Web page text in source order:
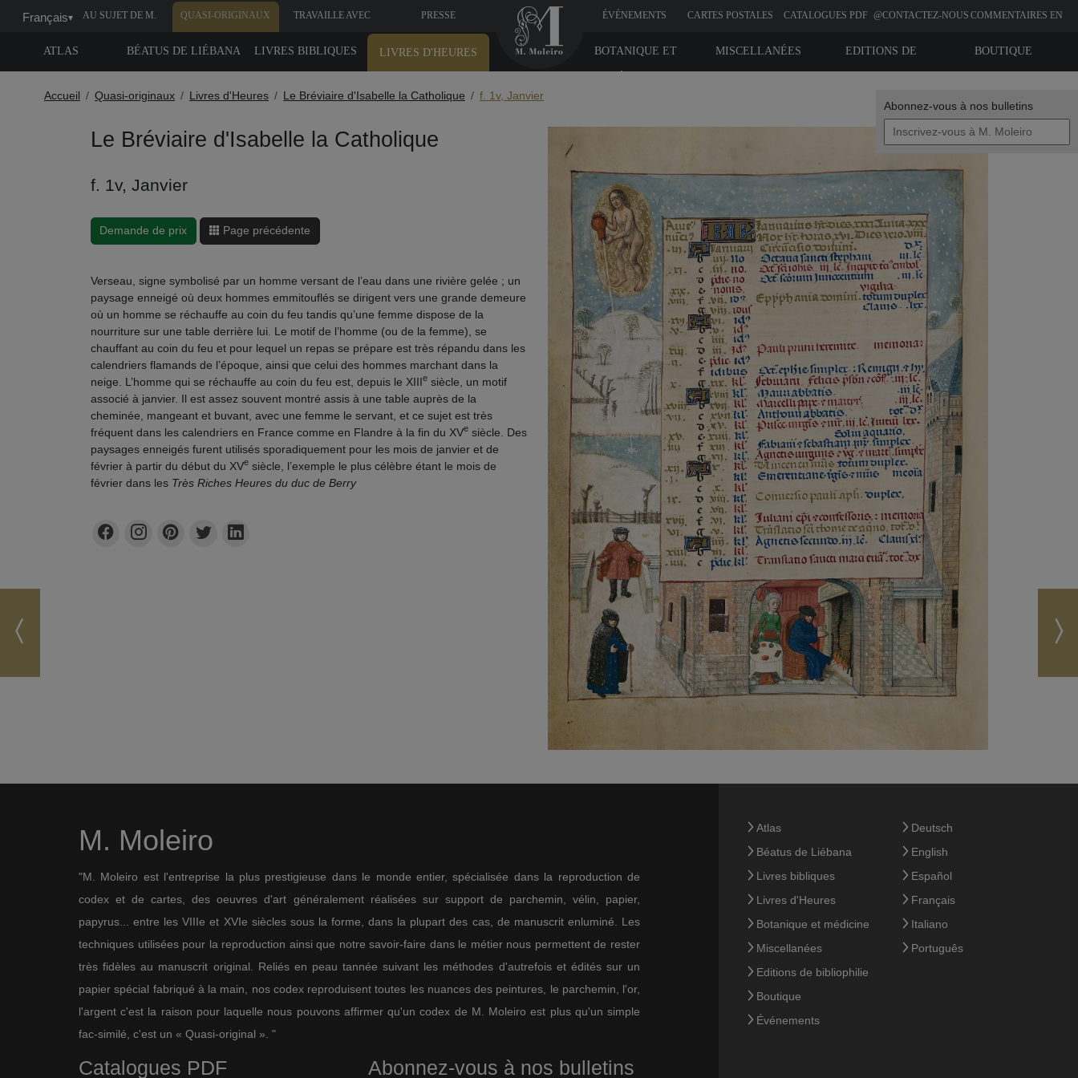
Abonnez-vous à nos bulletins
Français▾ AU SUJET DE M. QUASI-ORIGINAUX TRAVAILLE AVEC PRESSE ÉVÉNEMENTS CARTES POSTALES CATALOGUES PDF @CONTACTEZ-NOUS COMMENTAIRES EN
ATLAS BÉATUS DE LIÉBANA LIVRES BIBLIQUES LIVRES D'HEURES BOUTIQUE
EDITIONS DE
MISCELLANÉES
BOTANIQUE ET
Accueil Quasi-originaux Livres d'Heures Le Bréviaire d'Isabelle la Catholique f. 1v, Janvier
Le Bréviaire d'Isabelle la Catholique
f. 1v, Janvier
Demande de prix Page précédente
Verseau, signe symbolisé par un homme versant de l’eau dans une rivière gelée ; un
paysage enneigé où deux hommes emmitouflés se dirigent vers une grande demeure
où un homme se réchauffe au coin du feu tandis qu’une femme dispose de la
nourriture sur une table derrière lui. Le motif de l’homme (ou de la femme), se
chauffant au coin du feu et pour lequel un repas se prépare est très répandu dans les
calendriers flamands de l’époque, ainsi que celui des hommes marchant dans la
neige. L’homme qui se réchauffe au coin du feu est, depuis le XIIIesiècle, un motif
associé à janvier. Il est assez souvent montré assis à une table auprès de la
cheminée, mangeant et buvant, avec une femme le servant, et ce sujet est très
fréquent dans les calendriers en France comme en Flandre à la fin du XVesiècle. Des
paysages enneigés furent utilisés sporadiquement pour les mois de janvier et de
février à partir du début du XVesiècle, l’exemple le plus célèbre étant le mois de
février dans les Très Riches Heures du duc de Berry
M. Moleiro
"M. Moleiro est l'entreprise la plus prestigieuse dans le monde entier, spécialisée dans la reproduction de
codex et de cartes, des oeuvres d'art généralement réalisées sur support de parchemin, vélin, papier,
papyrus... entre les VIIIe et XVIe siècles sous la forme, dans la plupart des cas, de manuscrit enluminé. Les
techniques utilisées pour la reproduction ainsi que notre savoir-faire dans le métier nous permettent de rester
très fidèles au manuscrit original. Reliés en peau tannée suivant les méthodes d'autrefois et édités sur un
papier spécial fabriqué à la main, nos codex reproduisent toutes les nuances des peintures, le parchemin, l'or,
l'argent c'est la raison pour laquelle nous pouvons affirmer qu'un codex de M. Moleiro est plus qu'un simple
fac-similé, c'est un « Quasi-original ». "
Catalogues PDF Abonnez-vous à nos bulletins
Atlas
Béatus de Liébana
Livres bibliques
Livres d'Heures
Botanique et médicine
Miscellanées
Editions de bibliophilie
Boutique
Événements
Deutsch
English
Español
Français
Italiano
Português